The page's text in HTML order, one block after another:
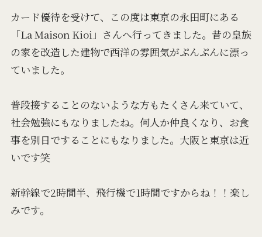
カード優待を受けて、この度は東京の永田町にある
「La Maison Kioi」さんへ行ってきました。昔の皇族
の家を改造した建物で西洋の雰囲気がぷんぷんに漂っ
ていました。
普段接することのないような方もたくさん来ていて、
社会勉強にもなりましたね。何人か仲良くなり、お食
事を別日ですることにもなりました。大阪と東京は近
いです笑
新幹線で2時間半、飛行機で1時間ですからね！！楽し
みです。